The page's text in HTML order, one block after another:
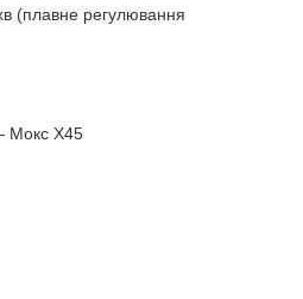
(плавне регулювання
Мокс Х45